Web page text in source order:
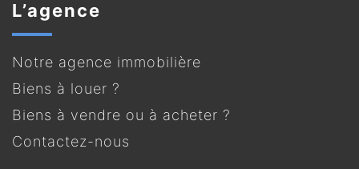
L’agence
Notre agence immobilière
Biens à louer ?
Biens à vendre ou à acheter ?
Contactez-nous